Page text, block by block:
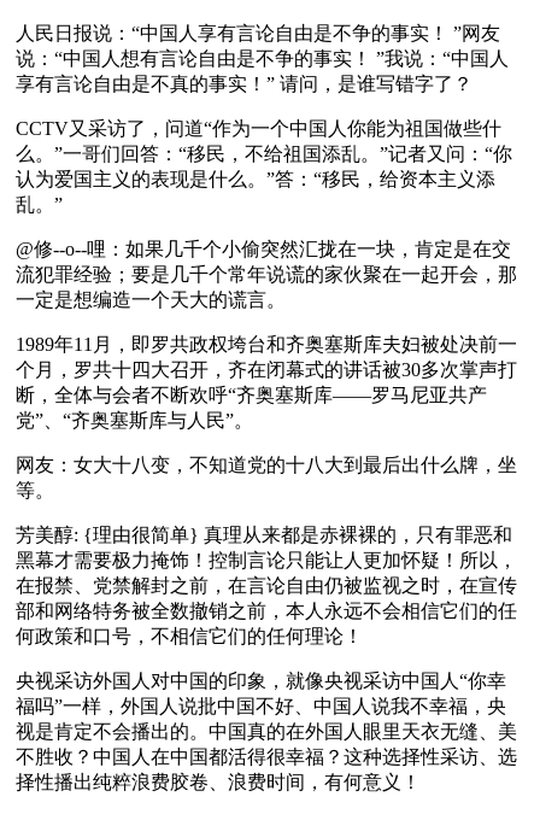
人民日报说：“中国人享有言论自由是不争的事实！ ”网友
说：“中国人想有言论自由是不争的事实！ ”我说：“中国人
享有言论自由是不真的事实！” 请问，是谁写错字了？
CCTV又采访了，问道“作为一个中国人你能为祖国做些什
么。”一哥们回答：“移民，不给祖国添乱。”记者又问：“你
认为爱国主义的表现是什么。”答：“移民，给资本主义添
乱。”
@修--o--哩：如果几千个小偷突然汇拢在一块，肯定是在交
流犯罪经验；要是几千个常年说谎的家伙聚在一起开会，那
一定是想编造一个天大的谎言。
1989年11月，即罗共政权垮台和齐奥塞斯库夫妇被处决前一
个月，罗共十四大召开，齐在闭幕式的讲话被30多次掌声打
断，全体与会者不断欢呼“齐奥塞斯库——罗马尼亚共产
党”、“齐奥塞斯库与人民”。
网友：女大十八变，不知道党的十八大到最后出什么牌，坐
等。
芳美醇: {理由很简单} 真理从来都是赤裸裸的，只有罪恶和
黑幕才需要极力掩饰！控制言论只能让人更加怀疑！所以，
在报禁、党禁解封之前，在言论自由仍被监视之时，在宣传
部和网络特务被全数撤销之前，本人永远不会相信它们的任
何政策和口号，不相信它们的任何理论！
央视采访外国人对中国的印象，就像央视采访中国人“你幸
福吗”一样，外国人说批中国不好、中国人说我不幸福，央
视是肯定不会播出的。中国真的在外国人眼里天衣无缝、美
不胜收？中国人在中国都活得很幸福？这种选择性采访、选
择性播出纯粹浪费胶卷、浪费时间，有何意义！